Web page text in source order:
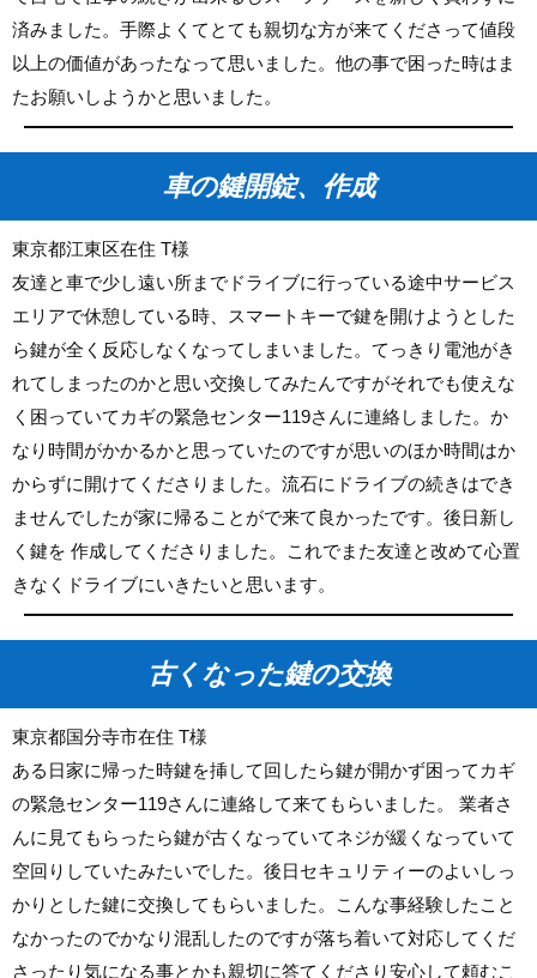
済みました。手際よくてとても親切な方が来てくださって値段
以上の価値があったなって思いました。他の事で困った時はま
たお願いしようかと思いました。
車の鍵開錠、作成
東京都江東区在住 T様
友達と車で少し遠い所までドライブに行っている途中サービス
エリアで休憩している時、スマートキーで鍵を開けようとした
ら鍵が全く反応しなくなってしまいました。てっきり電池がき
れてしまったのかと思い交換してみたんですがそれでも使えな
く困っていてカギの緊急センター119さんに連絡しました。か
なり時間がかかるかと思っていたのですが思いのほか時間はか
からずに開けてくださりました。流石にドライブの続きはでき
ませんでしたが家に帰ることがで来て良かったです。後日新し
く鍵を 作成してくださりました。これでまた友達と改めて心置
きなくドライブにいきたいと思います。
古くなった鍵の交換
東京都国分寺市在住 T様
ある日家に帰った時鍵を挿して回したら鍵が開かず困ってカギ
の緊急センター119さんに連絡して来てもらいました。 業者さ
んに見てもらったら鍵が古くなっていてネジが緩くなっていて
空回りしていたみたいでした。後日セキュリティーのよいしっ
かりとした鍵に交換してもらいました。こんな事経験したこと
なかったのでかなり混乱したのですが落ち着いて対応してくだ
さったり気になる事とかも親切に答てくださり安心して頼むこ